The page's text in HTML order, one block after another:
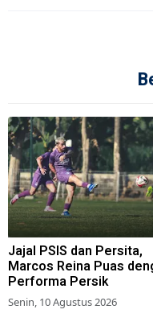
Jajal PSIS dan Persita,
Marcos Reina Puas
Performa Persik
Senin, 10 Agustus 2026